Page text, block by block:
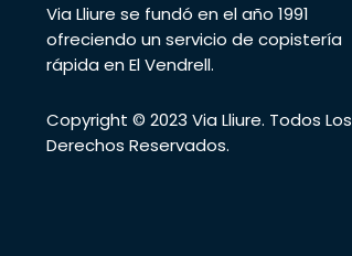
Via Lliure se fundó en el año 1991
ofreciendo un servicio de copistería
rápida en El Vendrell.
Copyright © 2023 Via Lliure. Todos Los
Derechos Reservados.